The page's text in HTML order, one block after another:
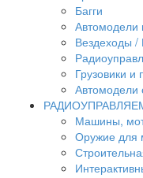
Багги
Автомодели
Вездеходы /
Грузовики
Автомодели
Машины,
Оружие для